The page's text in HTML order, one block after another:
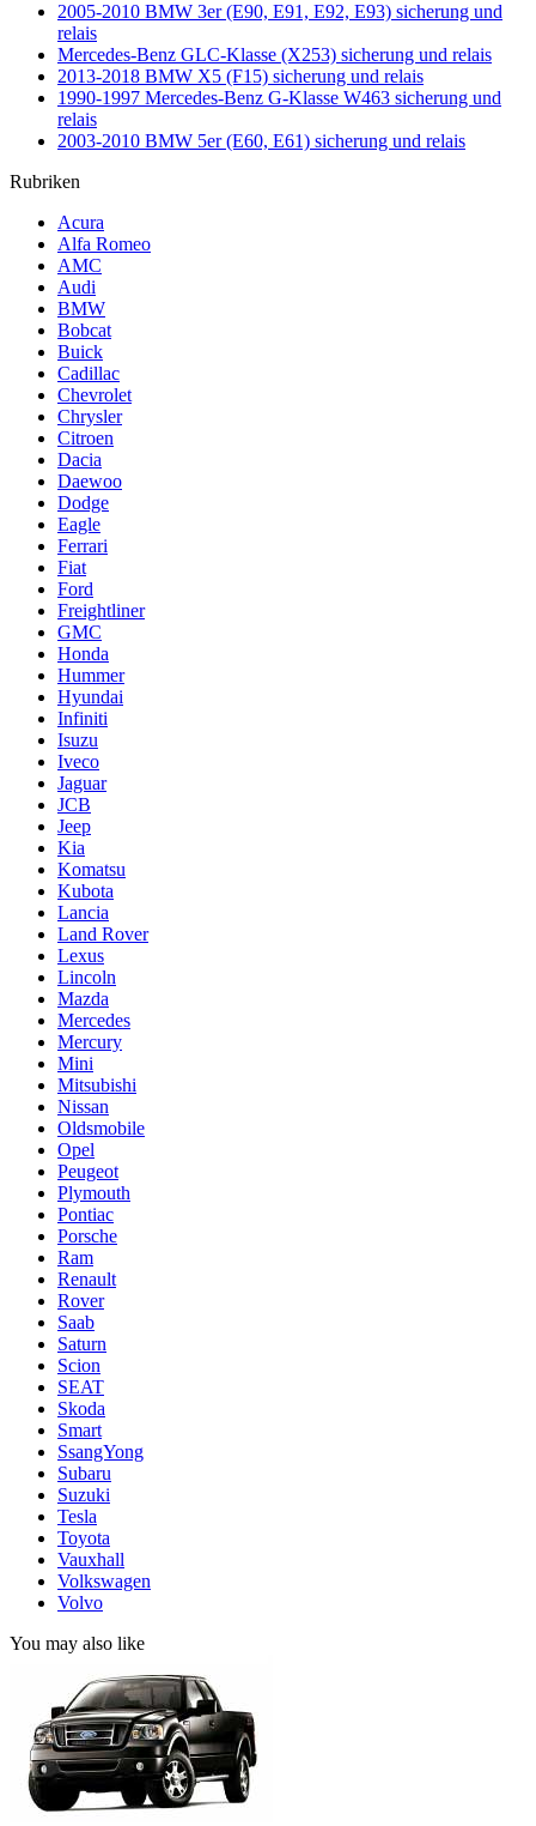
2005-2010 BMW 3er (E90, E91, E92, E93) sicherung und
relais
Mercedes-Benz GLC-Klasse (X253) sicherung und relais
2013-2018 BMW X5 (F15) sicherung und relais
1990-1997 Mercedes-Benz G-Klasse W463 sicherung und
relais
2003-2010 BMW 5er (E60, E61) sicherung und relais
Rubriken
Acura
Alfa Romeo
AMC
Audi
BMW
Bobcat
Buick
Cadillac
Chevrolet
Chrysler
Citroen
Dacia
Daewoo
Dodge
Eagle
Ferrari
Fiat
Ford
Freightliner
GMC
Honda
Hummer
Hyundai
Infiniti
Isuzu
Iveco
Jaguar
JCB
Jeep
Kia
Komatsu
Kubota
Lancia
Land Rover
Lexus
Lincoln
Mazda
Mercedes
Mercury
Mini
Mitsubishi
Nissan
Oldsmobile
Opel
Peugeot
Plymouth
Pontiac
Porsche
Ram
Renault
Rover
Saab
Saturn
Scion
SEAT
Skoda
Smart
SsangYong
Subaru
Suzuki
Tesla
Toyota
Vauxhall
Volkswagen
Volvo
You may also like